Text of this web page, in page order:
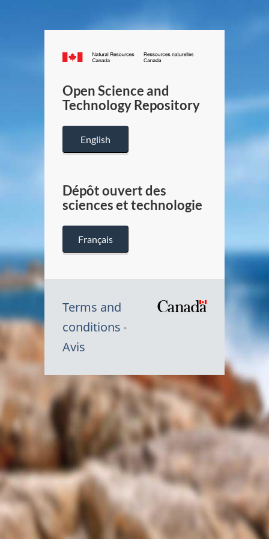
Canada.ca
/
Canada
Open Science and
Technology Repository
English
Dépôt ouvert des
sciences et technologie
Français
Terms and
conditions
Avis
Symbole
du
Canada